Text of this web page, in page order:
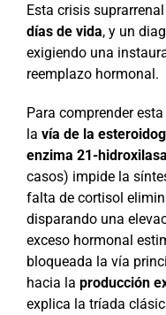
Esta crisis
días de vida, y un
exigiendo una
reemplazo hormonal.
Para comprender
la vía de la
enzima 21-hidroxilasa
casos) impide la
falta de cortisol
disparando una
exceso hormonal
bloqueada la vía
hacia la producción
explica la tríada